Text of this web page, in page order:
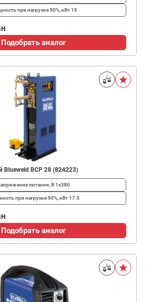
при нагрузке 50%, кВт15
Подобрать аналог
Blueweld BCP 28 (824223)
питания, В1x380
при нагрузке 50%, кВт17.5
Подобрать аналог